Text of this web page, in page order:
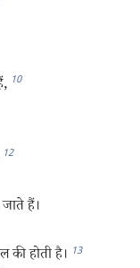
10
12
हैं।
की होती है। 13